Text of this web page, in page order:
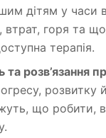
дітям у часи
втрат, горя та
терапія.
та розв’язання
розвитку
що робити,